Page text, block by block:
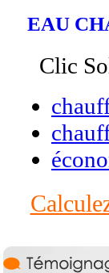
EAU
Clic